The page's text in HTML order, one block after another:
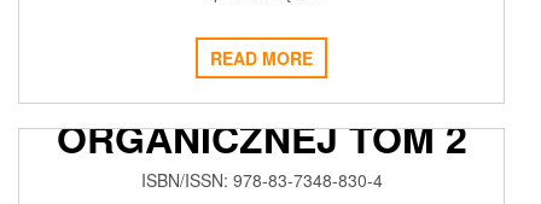
READ MORE
PODSTAWY CHEMII
ORGANICZNEJ TOM 2
2018-02-27 ADMIN3992 0
ISBN/ISSN: 978-83-7348-830-4